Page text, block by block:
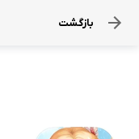
بازگشت